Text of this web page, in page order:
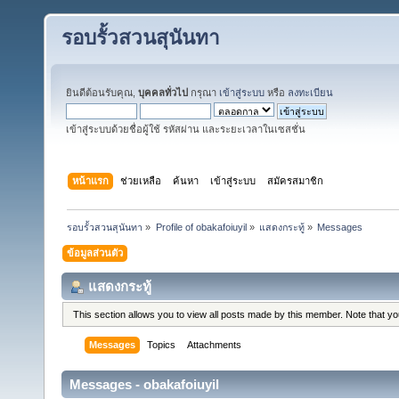
รอบรั้วสวนสุนันทา
ยินดีต้อนรับคุณ, บุคคลทั่วไป กรุณา เข้าสู่ระบบ หรือ ลงทะเบียน
เข้าสู่ระบบด้วยชื่อผู้ใช้ รหัสผ่าน และระยะเวลาในเซสชั่น
หน้าแรก ช่วยเหลือ ค้นหา เข้าสู่ระบบ สมัครสมาชิก
รอบรั้วสวนสุนันทา » Profile of obakafoiuyil» แสดงกระทู้» Messages
ข้อมูลส่วนตัว
แสดงกระทู้
This section allows you to view all posts made by this member. Note that
Messages Topics Attachments
Messages - obakafoiuyil